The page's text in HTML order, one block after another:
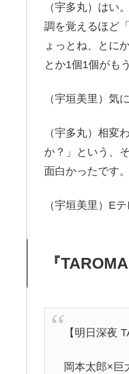
（宇多丸）はい
調を覚えるほど
ょっとね、とに
とか1個1個がも
（宇垣美里）気
（宇多丸）相変
か？」という、
面白かったです
（宇垣美里）Eテ
『
【明日深夜
岡本太郎×巨